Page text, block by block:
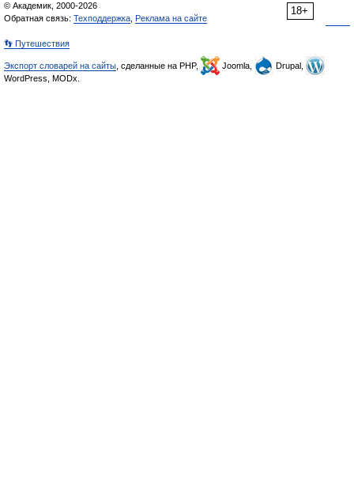
18+
© Академик, 2000-2026
Обратная связь: Техподдержка Реклама на сайте
👣 Путешествия
Экспорт словарей на сайты , сделанные на PHP, Joomla,
Drupal,
WordPress, MODx.